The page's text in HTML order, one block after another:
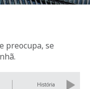
preocupa, se
História Next